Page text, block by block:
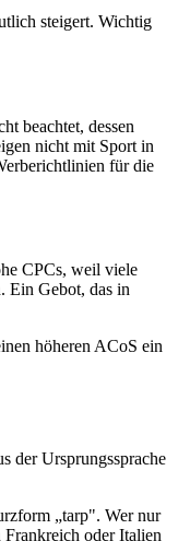
steigert. Wichtig
beachtet, dessen
nicht mit Sport in
für die
CPCs, weil viele
Ein Gebot, das in
höheren ACoS ein
der Ursprungssprache
„tarp". Wer nur
oder Italien